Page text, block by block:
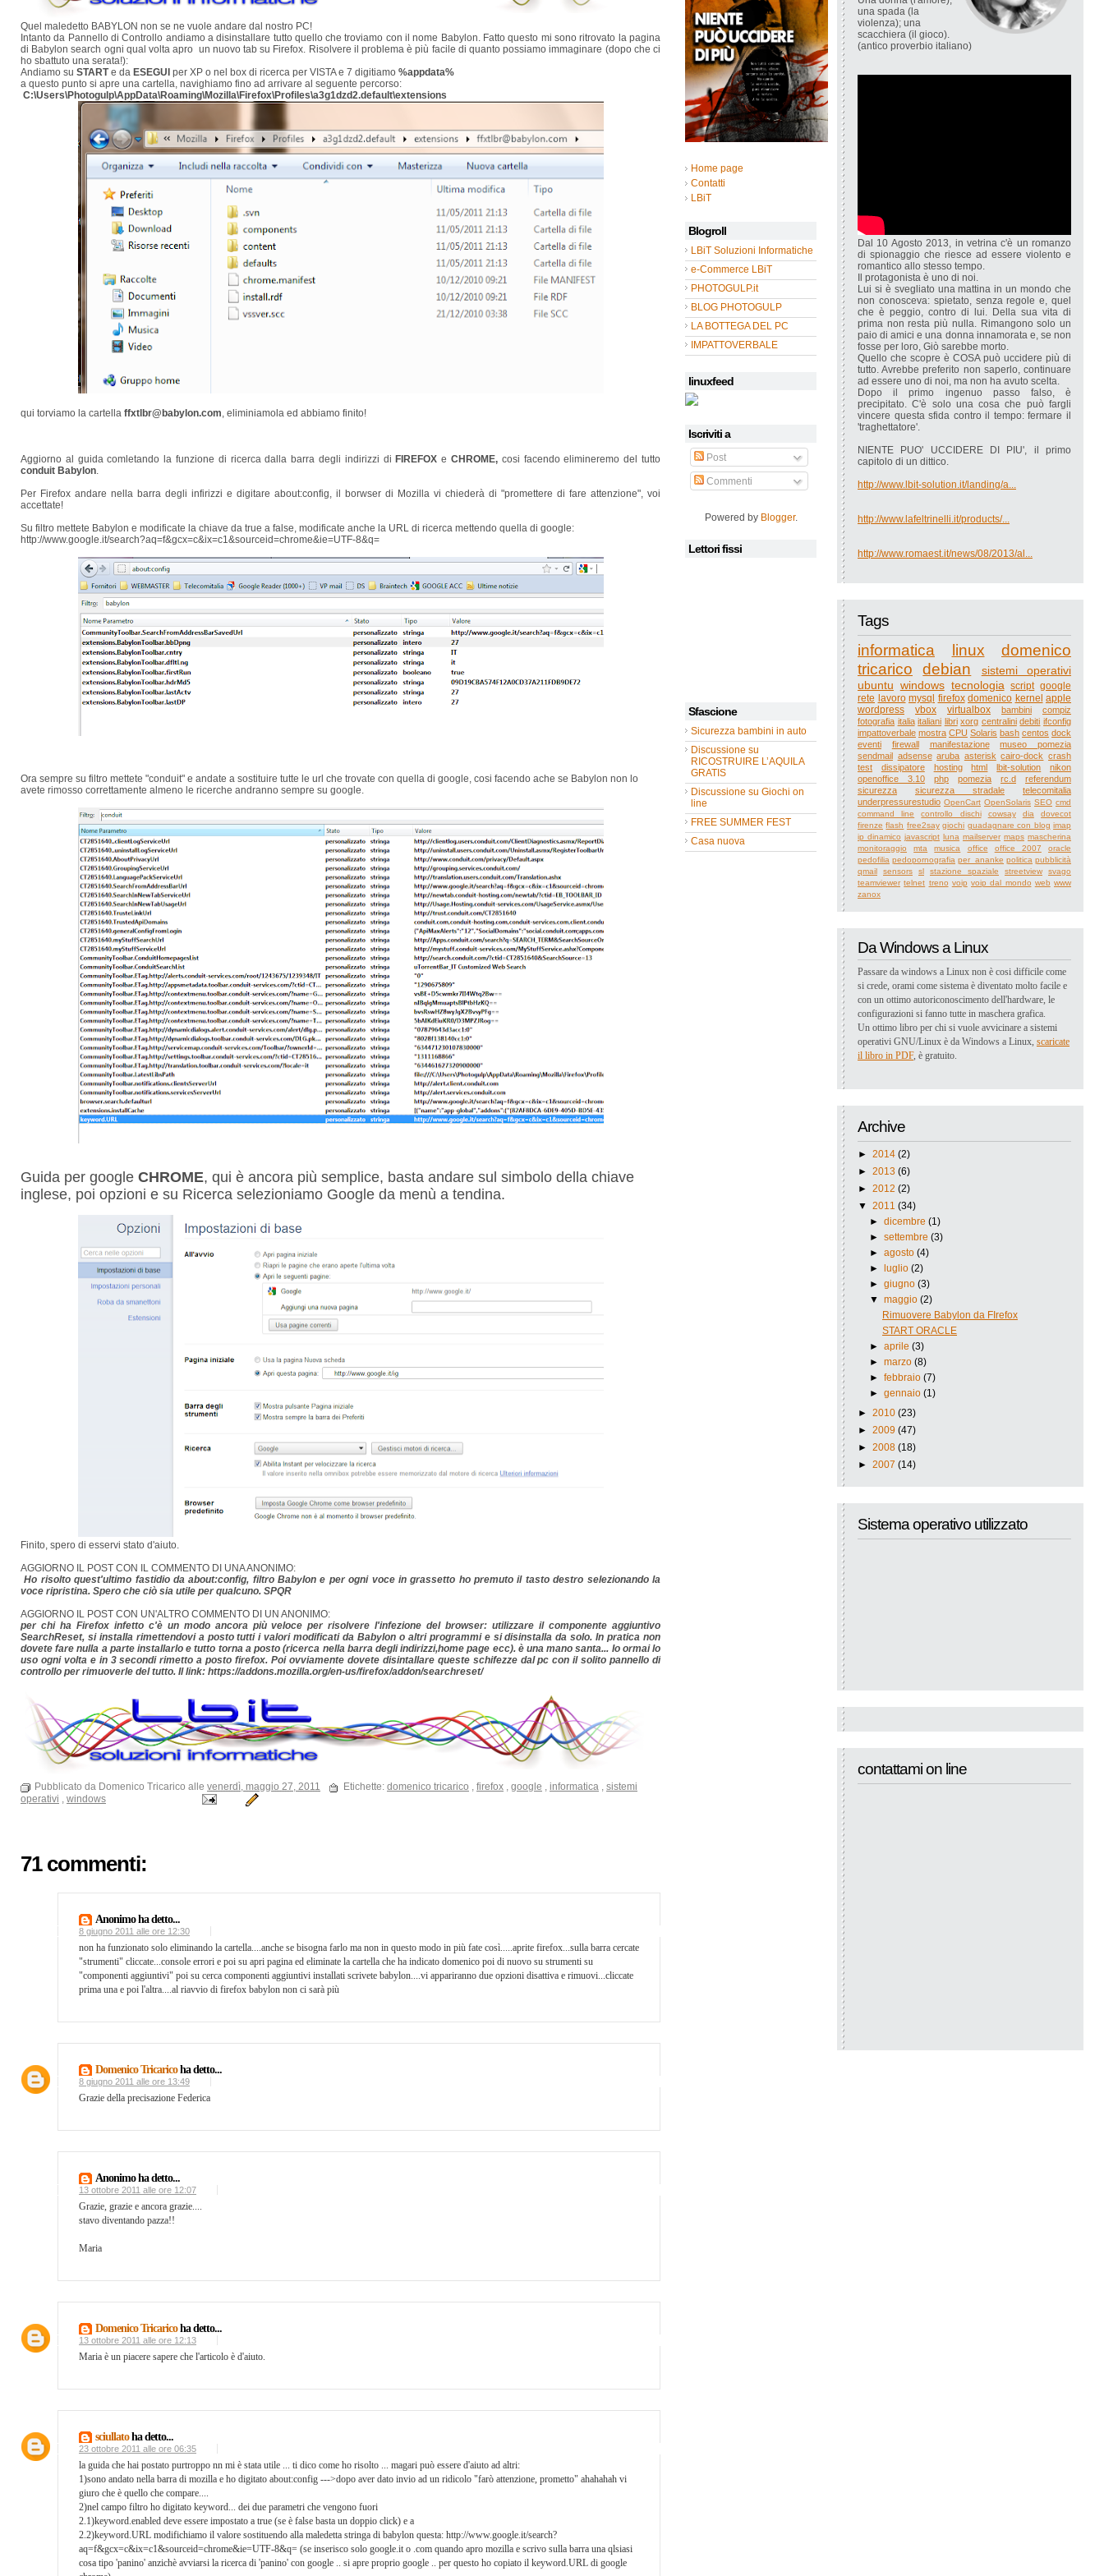
Home page
Contatti
LBiT
Blogroll
LBiT Soluzioni Informatiche
e-Commerce LBiT
PHOTOGULP.it
BLOG PHOTOGULP
LA BOTTEGA DEL PC
IMPATTOVERBALE
linuxfeed
Iscriviti a
Post
Commenti
Powered by Blogger.
Lettori fissi
Sfascione
Sicurezza bambini in auto
Discussione su
RICOSTRUIRE L’AQUILA
GRATIS
Discussione su Giochi on
line
FREE SUMMER FEST
Casa nuova
una spada (la
violenza); una
scacchiera (il gioco).
(antico proverbio italiano)
Dal 10 Agosto 2013, in vetrina c'è un romanzo
di spionaggio che riesce ad essere violento e
romantico allo stesso tempo.
Il protagonista è uno di noi.
Lui si è svegliato una mattina in un mondo che
non conosceva: spietato, senza regole e, quel
che è peggio, contro di lui. Della sua vita di
prima non resta più nulla. Rimangono solo un
paio di amici e una donna innamorata e, se non
fosse per loro, Giò sarebbe morto.
Quello che scopre è COSA può uccidere più di
tutto. Avrebbe preferito non saperlo, continuare
ad essere uno di noi, ma non ha avuto scelta.
Dopo il primo ingenuo passo falso, è
precipitato. C'è solo una cosa che può fargli
vincere questa sfida contro il tempo: fermare il
'traghettatore'.
NIENTE PUO' UCCIDERE DI PIU', il primo
capitolo di un dittico.
http://www.lbit-solution.it/landing/a...
http://www.lafeltrinelli.it/products/...
http://www.romaest.it/news/08/2013/al...
Tags
informatica
linux
domenico
tricarico
debian
sistemi operativi
ubuntu windows tecnologia script google
rete lavoro mysql firefox domenico kernel apple
wordpress
vbox virtualbox bambini
compiz
fotografia italia italiani libri xorg centralini debiti ifconfig
impattoverbale mostra CPU Solaris bash centos dock
eventi
firewall manifestazione
museo pomezia
sendmail adsense aruba asterisk cairo-dock crash
test
dissipatore hosting html lbit-solution
nikon
openoffice 3.10
php pomezia rc.d
referendum
sicurezza
sicurezza stradale
telecomitalia
underpressurestudio OpenCart OpenSolaris SEO cmd
command line
controllo dischi cowsay dia
dovecot
firenze flash free2say giochi guadagnare con blog imap
ip dinamico javascript luna mailserver maps mascherina
monitoraggio
mta musica office office 2007
oracle
pedofilia pedopornografia per_ananke politica pubblicità
qmail
sensors sl stazione spaziale streetview
svago
teamviewer telnet treno voip voip dal mondo web www
zanox
Da Windows a Linux
Passare da windows a Linux non è cosi difficile come
si crede, orami come sistema è diventato molto facile e
con un ottimo autoriconoscimento dell'hardware, le
configurazioni si fanno tutte in maschera grafica.
Un ottimo libro per chi si vuole avvicinare a sistemi
operativi GNU/Linux è da Windows a Linux, scaricate
il libro in PDF, è gratuito.
Archive
► 2014 (2)
► 2013 (6)
► 2012 (2)
▼ 2011 (34)
►dicembre (1)
►settembre (3)
►agosto (4)
►
luglio (2)
►giugno (3)
▼ maggio (2)
Rimuovere Babylon da FIrefox
START ORACLE
►aprile (3)
►marzo (8)
►febbraio (7)
►gennaio (1)
► 2010 (23)
► 2009 (47)
► 2008 (18)
► 2007 (14)
Sistema operativo utilizzato
contattami on line
Quel maledetto BABYLON non se ne vuole andare dal nostro PC!
Intanto da Pannello di Controllo andiamo a disinstallare tutto quello che troviamo con il nome Babylon. Fatto questo mi sono ritrovato la pagina
di Babylon search ogni qual volta apro un nuovo tab su Firefox. Risolvere il problema è più facile di quanto possiamo immaginare (dopo che ci
ho sbattuto una serata!):
Andiamo su STARTe da ESEGUI per XP o nel box di ricerca per VISTA e 7 digitiamo %appdata%
a questo punto si apre una cartella, navighiamo fino ad arrivare al seguente percorso:
C:\Users\Photogulp\AppData\Roaming\Mozilla\Firefox\Profiles\a3g1dzd2.default\extensions
qui torviamo la cartella ffxtlbr@babylon.com, eliminiamola ed abbiamo finito!
Aggiorno al guida comletando la funzione di ricerca dalla barra degli indirizzi diFIREFOXeCHROME, cosi facendo elimineremo del tutto
conduit Babylon.
Per Firefox andare nella barra degli infirizzi e digitare about:config, il borwser di Mozilla vi chiederà di "promettere di fare attenzione", voi
accettate!
Su filtro mettete Babylon e modificate la chiave da true a false, modificate anche la URL di ricerca mettendo quella di google:
http://www.google.it/search?aq=f&gcx=c&ix=c1&sourceid=chrome&ie=UTF-8&q=
Ora sempre su filtro mettete "conduit" e andate a sostituire tutte le url che trovate con quella di google, cosi facendo ache se Babylon non lo
avete rimosso correttamente almeno le ricerche andranno sempre su google.
Guida per google CHROME, qui è ancora più semplice, basta andare sul simbolo della chiave
inglese, poi opzioni e su Ricerca selezioniamo Google da menù a tendina.
Finito, spero di esservi stato d'aiuto.
AGGIORNO IL POST CON IL COMMENTO DI UNA ANONIMO:
Ho risolto quest'ultimo fastidio da about:config, filtro Babylon e per ogni voce in grassetto ho premuto il tasto destro selezionando la
voce ripristina. Spero che ciò sia utile per qualcuno. SPQR
AGGIORNO IL POST CON UN'ALTRO COMMENTO DI UN ANONIMO:
per chi ha Firefox infetto c'è un modo ancora più veloce per risolvere l'infezione del browser: utilizzare il componente aggiuntivo
SearchReset, si installa rimettendovi a posto tutti i valori modificati da Babylon o altri programmi e si disinstalla da solo. In pratica non
dovete fare nulla a parte installarlo e tutto torna a posto (ricerca nella barra degli indirizzi,home page ecc). è una mano santa... Io ormai lo
uso ogni volta e in 3 secondi rimetto a posto firefox. Poi ovviamente dovete disintallare queste schifezze dal pc con il solito pannello di
controllo per rimuoverle del tutto. Il link: https://addons.mozilla.org/en-us/firefox/addon/searchreset/
Pubblicato da Domenico Tricarico alle venerdì, maggio 27, 2011 Etichette: domenico tricarico firefox google informatica
sistemi
operativi , windows
71 commenti:
Anonimo ha detto...
8 giugno 2011 alle ore 12:30
non ha funzionato solo eliminando la cartella....anche se bisogna farlo ma non in questo modo in più fate così.....aprite firefox...sulla barra cercate
"strumenti" cliccate...console errori e poi su apri pagina ed eliminate la cartella che ha indicato domenico poi di nuovo su strumenti su
"componenti aggiuntivi" poi su cerca componenti aggiuntivi installati scrivete babylon....vi appariranno due opzioni disattiva e rimuovi...cliccate
prima una e poi l'altra....al riavvio di firefox babylon non ci sarà più
Domenico Tricaricoha detto...
8 giugno 2011 alle ore 13:49
Grazie della precisazione Federica
Anonimo ha detto...
13 ottobre 2011 alle ore 12:07
Grazie, grazie e ancora grazie....
stavo diventando pazza!!
Maria
Domenico Tricaricoha detto...
13 ottobre 2011 alle ore 12:13
Maria è un piacere sapere che l'articolo è d'aiuto.
sciullatoha detto...
23 ottobre 2011 alle ore 06:35
la guida che hai postato purtroppo nn mi è stata utile ... ti dico come ho risolto ... magari può essere d'aiuto ad altri:
1)sono andato nella barra di mozilla e ho digitato about:config --->dopo aver dato invio ad un ridicolo "farò attenzione, prometto" ahahahah vi
giuro che è quello che compare....
2)nel campo filtro ho digitato keyword... dei due parametri che vengono fuori
2.1)keyword.enabled deve essere impostato a true (se è false basta un doppio click) e a
2.2)keyword.URL modifichiamo il valore sostituendo alla maledetta stringa di babylon questa: http://www.google.it/search?
aq=f&gcx=c&ix=c1&sourceid=chrome&ie=UTF-8&q= (se inserisco solo google.it o .com quando apro mozilla e scrivo sulla barra una qlsiasi
cosa tipo 'panino' anzichè avviarsi la ricerca di 'panino' con google .. si apre proprio google .. per questo ho copiato il keyword.URL di google